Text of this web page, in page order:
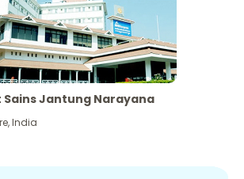
Jantung Narayana
,India